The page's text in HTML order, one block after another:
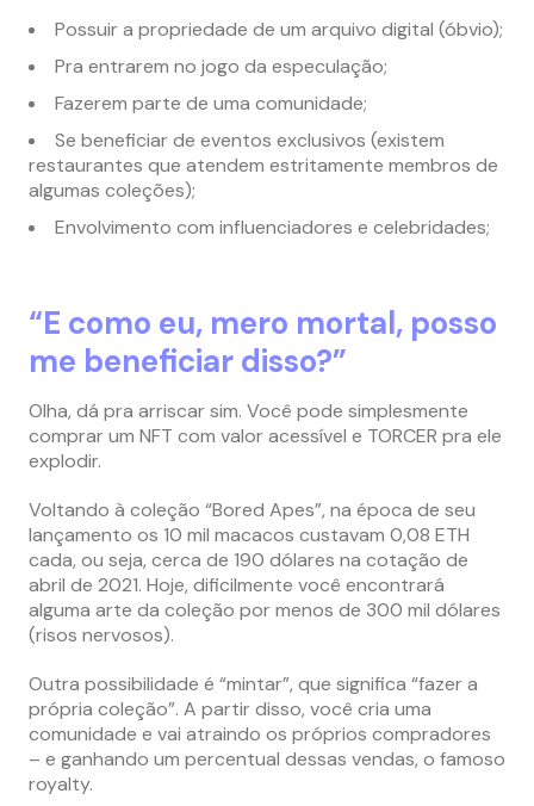
Possuir a propriedade de um arquivo digital (óbvio);
Pra entrarem no jogo da especulação;
Fazerem parte de uma comunidade;
Se beneficiar de eventos exclusivos (existem
restaurantes que atendem estritamente membros de
algumas coleções);
Envolvimento com influenciadores e celebridades;
“E como eu, mero mortal, posso
me beneficiar disso?”
Olha, dá pra arriscar sim. Você pode simplesmente
comprar um NFT com valor acessível e TORCER pra ele
explodir.
Voltando à coleção “Bored Apes”, na época de seu
lançamento os 10 mil macacos custavam 0,08 ETH
cada, ou seja, cerca de 190 dólares na cotação de
abril de 2021. Hoje, dificilmente você encontrará
alguma arte da coleção por menos de 300 mil dólares
(risos nervosos).
Outra possibilidade é “mintar”, que significa “fazer a
própria coleção”. A partir disso, você cria uma
comunidade e vai atraindo os próprios compradores
– e ganhando um percentual dessas vendas, o famoso
royalty.